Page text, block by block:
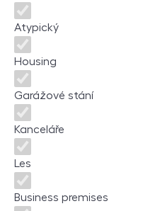
Atypický
Housing
Garážové stání
Kanceláře
Les
Business premises